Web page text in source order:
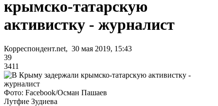
крымско-татарскую
активистку - журналист
Корреспондент.net, 30 мая 2019, 15:43
39
3411
Фото: Facebook/Осман Пашаев
Лутфие Зудиева